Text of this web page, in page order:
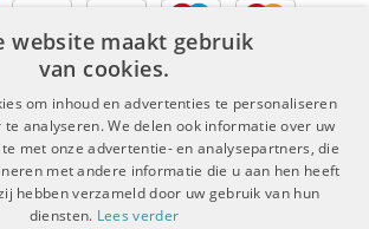
| Disclaimer & Privacy Protocol |
Sitemap | RSS Feed
- De Boer Dental | Realisatie
website maakt gebruik
van cookies.
om inhoud en advertenties te personaliseren
analyseren. We delen ook informatie over uw
met onze advertentie- en analysepartners, die
met andere informatie die u aan hen heeft
hebben verzameld door uw gebruik van hun
diensten. Lees verder